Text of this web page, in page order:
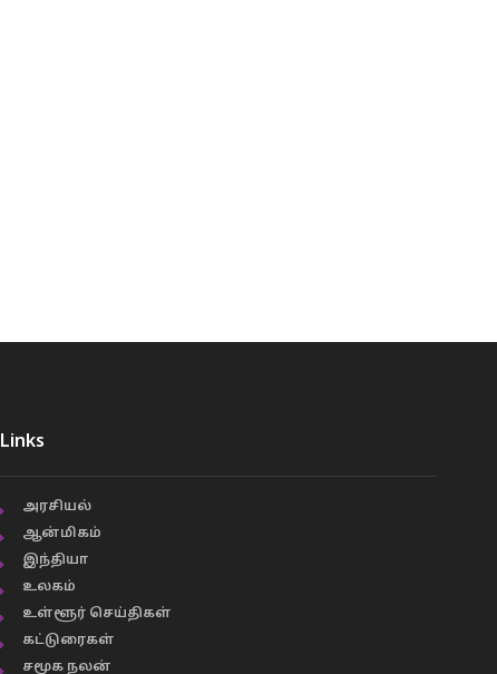
Links
அரசியல்
ஆன்மிகம்
இந்தியா
உலகம்
உள்ளூர் செய்திகள்
கட்டுரைகள்
சமூக நலன்